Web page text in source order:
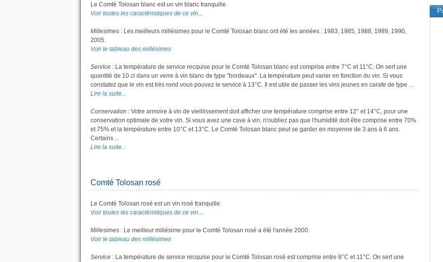
Le Comté Tolosan blanc est un vin blanc tranquille.
Voir toutes les caractéristiques de ce vin...
Millesimes : Les meilleurs millésimes pour le Comté Tolosan blanc ont été les années : 1983, 1985, 1988, 1989, 1990,
2005.
Voir le tableau des millésimes
Service : La température de service recquise pour le Comté Tolosan blanc est comprise entre 7°C et 11°C. On sert une
quantité de 10 cl dans un verre à vin blanc de type "bordeaux". La température peut varier en fonction du vin. Si vous
constatez que le vin est très rond vous pouvez le service à 13°C. Il est utile de passer les vins jeunes en carafe de type ...
Lire la suite...
Conservation : Votre armoire à vin de vieillissement doit afficher une température comprise entre 12° et 14°C, pour une
conservation optimale de votre vin. Si vous avez une cave à vin, n'oubliez pas que l'humidité doit être comprise entre 70%
et 75% et la température entre 10°C et 13°C. Le Comté Tolosan blanc peut se garder en moyenne de 3 ans à 6 ans.
Certains ...
Lire la suite...
Comté Tolosan rosé
Le Comté Tolosan rosé est un vin rosé tranquille.
Voir toutes les caractéristiques de ce vin...
Millesimes : Le meilleur millésime pour le Comté Tolosan rosé a été l'année 2000.
Voir le tableau des millésimes
Service : La température de service recquise pour le Comté Tolosan rosé est comprise entre 8°C et 11°C. On sert une